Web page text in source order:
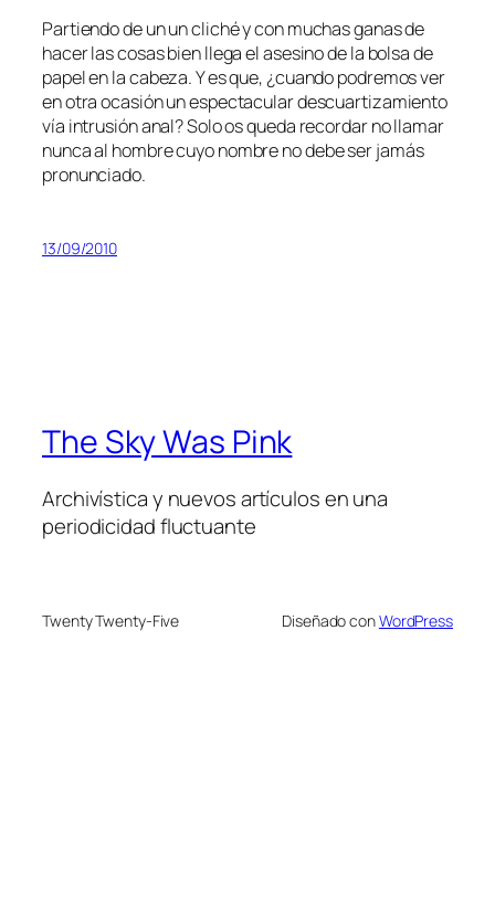
Partiendo de un un cli­ché y con mu­chas ga­nas de
ha­cer las co­sas bien lle­ga el ase­sino de la bol­sa de
pa­pel en la ca­be­za. Y es que, ¿cuan­do po­dre­mos ver
en otra oca­sión un es­pec­ta­cu­lar des­cuar­ti­za­mien­to
vía in­tru­sión anal? Solo os que­da re­cor­dar no lla­mar
nun­ca al hom­bre cu­yo nom­bre no de­be ser ja­más
pronunciado.
13/09/2010
The Sky Was Pink
Archivística y nuevos artículos en una
periodicidad fluctuante
Twenty Twenty-Five Diseñado conWordPress